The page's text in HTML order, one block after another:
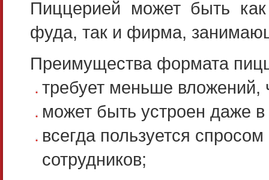
Пиццерией может быть
фуда, так и фирма,
Преимущества формата
требует меньше вложений,
может быть устроен даже
всегда пользуется
сотрудников;